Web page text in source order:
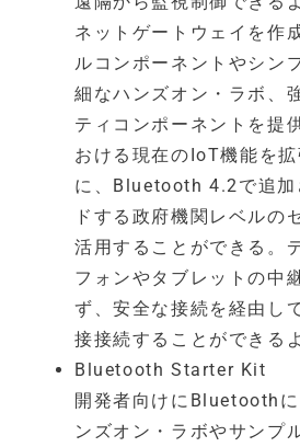
ネットゲートウェイを作
ルコンポーネントやシン
細なハンズオン・ラボ、
ティコンポーネントを提
おける現在のIoT機能を
に、Bluetooth 4.2で追加
ドする政府機関レベルの
活用することができる。
フォンやタブレットの中
ず、安全な接続を経由し
接接続することができる
Bluetooth Starter Kit
開発者向けにBluetooth
ンズオン・ラボやサンプ